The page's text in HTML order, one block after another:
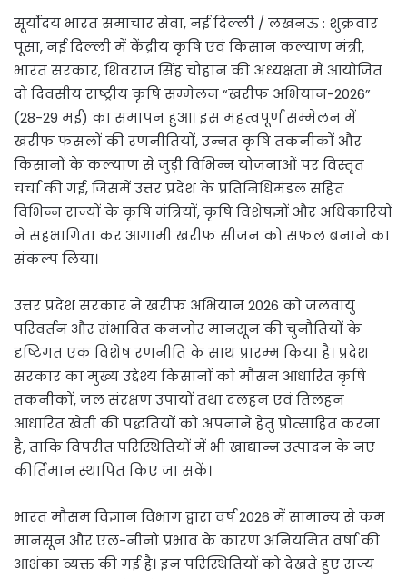
सूर्योदय भारत समाचार सेवा, नई दिल्ली / लखनऊ : शुक्रवार
पूसा, नई दिल्ली में केंद्रीय कृषि एवं किसान कल्याण मंत्री,
भारत सरकार, शिवराज सिंह चौहान की अध्यक्षता में आयोजित
दो दिवसीय राष्ट्रीय कृषि सम्मेलन “खरीफ अभियान-2026”
(28-29 मई) का समापन हुआ। इस महत्वपूर्ण सम्मेलन में
खरीफ फसलों की रणनीतियों, उन्नत कृषि तकनीकों और
किसानों के कल्याण से जुड़ी विभिन्न योजनाओं पर विस्तृत
चर्चा की गई, जिसमें उत्तर प्रदेश के प्रतिनिधिमंडल सहित
विभिन्न राज्यों के कृषि मंत्रियों, कृषि विशेषज्ञों और अधिकारियों
ने सहभागिता कर आगामी खरीफ सीजन को सफल बनाने का
संकल्प लिया।
उत्तर प्रदेश सरकार ने खरीफ अभियान 2026 को जलवायु
परिवर्तन और संभावित कमजोर मानसून की चुनौतियों के
दृष्टिगत एक विशेष रणनीति के साथ प्रारम्भ किया है। प्रदेश
सरकार का मुख्य उद्देश्य किसानों को मौसम आधारित कृषि
तकनीकों, जल संरक्षण उपायों तथा दलहन एवं तिलहन
आधारित खेती की पद्धतियों को अपनाने हेतु प्रोत्साहित करना
है, ताकि विपरीत परिस्थितियों में भी खाद्यान्न उत्पादन के नए
कीर्तिमान स्थापित किए जा सकें।
भारत मौसम विज्ञान विभाग द्वारा वर्ष 2026 में सामान्य से कम
मानसून और एल-नीनो प्रभाव के कारण अनियमित वर्षा की
आशंका व्यक्त की गई है। इन परिस्थितियों को देखते हुए राज्य